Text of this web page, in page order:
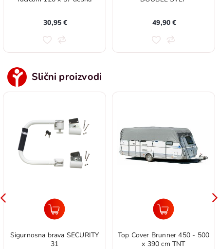
30,95 € 49,90 €
Slični proizvodi
Sigurnosna brava SECURITY
31
Top Cover Brunner 450 - 500
x 390 cm TNT